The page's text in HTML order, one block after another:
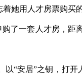
她用人才房票购买
了一套人才房，
“安居”之钥，打